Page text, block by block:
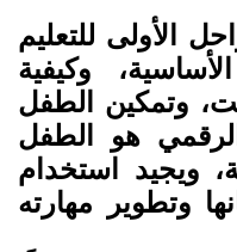
الأولى للتعليم
وكيفية
وتمكين الطفل
هو الطفل
ويجيد استخدام
وتطوير مهارته